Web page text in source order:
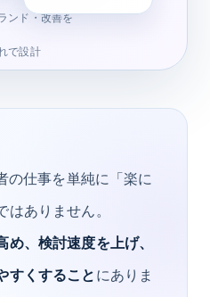
ンド・改善を
で設計
の仕事を単純に「楽に
ありません。
め、検討速度を上げ、
すくすること にありま